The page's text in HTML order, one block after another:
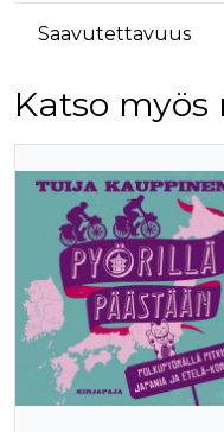
Saavutettavuus
Katso
Tuoteluettelon alku